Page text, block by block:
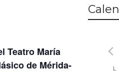
Teatro María
de Mérida-
L